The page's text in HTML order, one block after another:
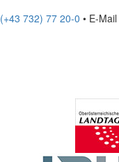
(+43 732) 77 20-0 • E-Mail